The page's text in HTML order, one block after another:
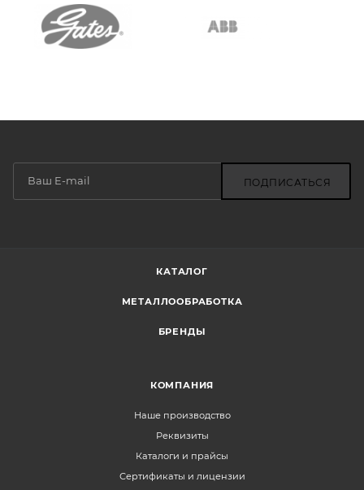
ПОДПИСАТЬСЯ
КАТАЛОГ
МЕТАЛЛООБРАБОТКА
БРЕНДЫ
КОМПАНИЯ
Наше производство
Реквизиты
Каталоги и прайсы
Сертификаты и лицензии